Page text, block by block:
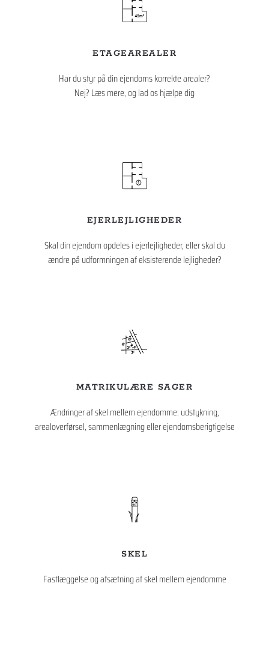
ETAGEAREALER
Har du styr på din ejendoms korrekte arealer?
Nej? Læs mere, og lad os hjælpe dig
EJERLEJLIGHEDER
Skal din ejendom opdeles i ejerlejligheder, eller skal du
ændre på udformningen af eksisterende lejligheder?
MATRIKULÆRE SAGER
Ændringer af skel mellem ejendomme: udstykning,
arealoverførsel, sammenlægning eller ejendomsberigtigelse
SKEL
Fastlæggelse og afsætning af skel mellem ejendomme